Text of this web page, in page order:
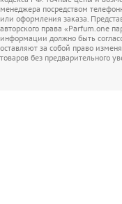
менеджера посредством
или оформления заказа.
авторского права «Parfum.one
информации должно быть
оставляют за собой право
товаров без предварительного